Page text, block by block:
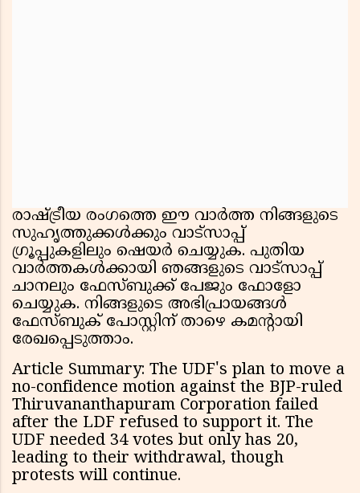
രാഷ്ട്രീയ രംഗത്തെ ഈ വാർത്ത നിങ്ങളുടെ
സുഹൃത്തുക്കൾക്കും വാട്സാപ്പ്
ഗ്രൂപ്പുകളിലും ഷെയർ ചെയ്യുക. പുതിയ
വാർത്തകൾക്കായി ഞങ്ങളുടെ വാട്സാപ്പ്
ചാനലും ഫേസ്ബുക്ക് പേജും ഫോളോ
ചെയ്യുക. നിങ്ങളുടെ അഭിപ്രായങ്ങൾ
ഫേസ്ബുക് പോസ്റ്റിന് താഴെ കമന്റായി
രേഖപ്പെടുത്താം.
Article Summary: The UDF's plan to move a
no-confidence motion against the BJP-ruled
Thiruvananthapuram Corporation failed
after the LDF refused to support it. The
UDF needed 34 votes but only has 20,
leading to their withdrawal, though
protests will continue.